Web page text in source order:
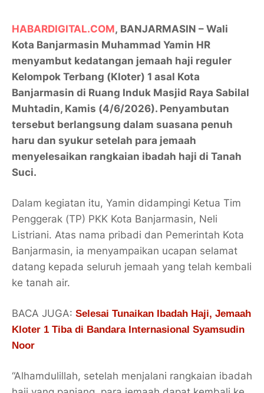
HABARDIGITAL.COM, BANJARMASIN – Wali
Kota Banjarmasin Muhammad Yamin HR
menyambut kedatangan jemaah haji reguler
Kelompok Terbang (Kloter) 1 asal Kota
Banjarmasin di Ruang Induk Masjid Raya Sabilal
Muhtadin, Kamis (4/6/2026). Penyambutan
tersebut berlangsung dalam suasana penuh
haru dan syukur setelah para jemaah
menyelesaikan rangkaian ibadah haji di Tanah
Suci.
Dalam kegiatan itu, Yamin didampingi Ketua Tim
Penggerak (TP) PKK Kota Banjarmasin, Neli
Listriani. Atas nama pribadi dan Pemerintah Kota
Banjarmasin, ia menyampaikan ucapan selamat
datang kepada seluruh jemaah yang telah kembali
ke tanah air.
BACA JUGA: Selesai Tunaikan Ibadah Haji, Jemaah
Kloter 1 Tiba di Bandara Internasional Syamsudin
Noor
“Alhamdulillah, setelah menjalani rangkaian ibadah